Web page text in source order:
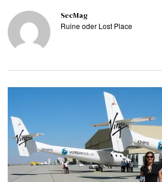
SecMag
Ruine oder Lost Place